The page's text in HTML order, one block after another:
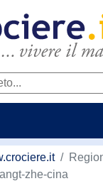
zhe-cina